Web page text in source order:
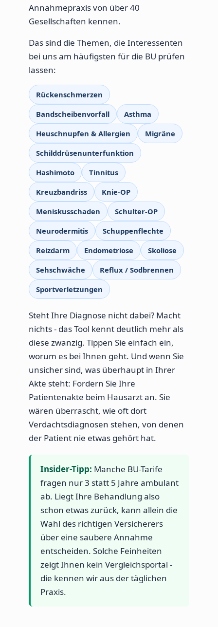
Annahmepraxis von über 40
Gesellschaften kennen.
Das sind die Themen, die Interessenten
bei uns am häufigsten für die BU prüfen
lassen:
Rückenschmerzen
Bandscheibenvorfall
Asthma
Heuschnupfen & Allergien
Migräne
Schilddrüsenunterfunktion
Hashimoto
Tinnitus
Kreuzbandriss
Knie-OP
Meniskusschaden
Schulter-OP
Neurodermitis
Schuppenflechte
Reizdarm
Endometriose
Skoliose
Sehschwäche
Reflux / Sodbrennen
Sportverletzungen
Steht Ihre Diagnose nicht dabei? Macht
nichts - das Tool kennt deutlich mehr als
diese zwanzig. Tippen Sie einfach ein,
worum es bei Ihnen geht. Und wenn Sie
unsicher sind, was überhaupt in Ihrer
Akte steht: Fordern Sie Ihre
Patientenakte beim Hausarzt an. Sie
wären überrascht, wie oft dort
Verdachtsdiagnosen stehen, von denen
der Patient nie etwas gehört hat.
Insider-Tipp: Manche BU-Tarife
fragen nur 3 statt 5 Jahre ambulant
ab. Liegt Ihre Behandlung also
schon etwas zurück, kann allein die
Wahl des richtigen Versicherers
über eine saubere Annahme
entscheiden. Solche Feinheiten
zeigt Ihnen kein Vergleichsportal -
die kennen wir aus der täglichen
Praxis.